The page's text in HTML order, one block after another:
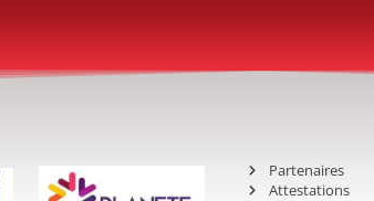
Partenaires
Attestations